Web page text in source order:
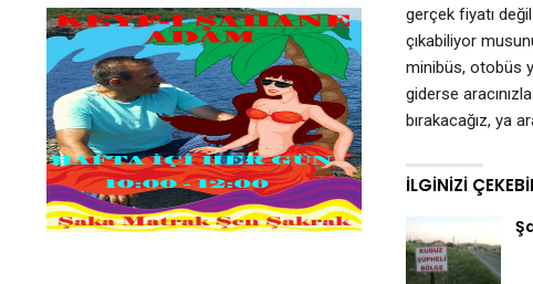
gerçek fiyatı
çıkabiliyor
minibüs, otobüs
giderse
bırakacağız, ya
İLGINIZI